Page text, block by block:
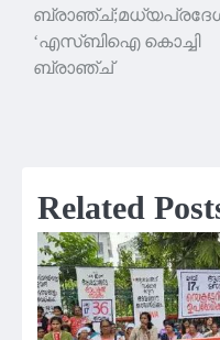
‘എസ്ബിഐ കൊച്ചി
ബ്രാഞ്ച്
Related